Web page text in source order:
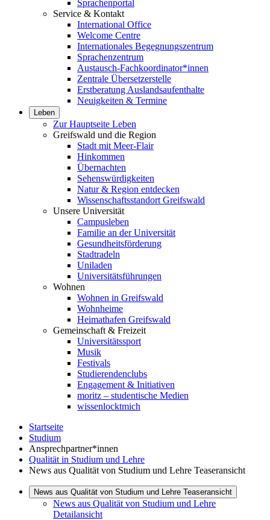
Sprachenportal
Service & Kontakt
International Office
Welcome Centre
Internationales Begegnungszentrum
Sprachenzentrum
Austausch-Fachkoordinator*innen
Zentrale Übersetzerstelle
Erstberatung Auslandsaufenthalte
Neuigkeiten & Termine
Leben
Zur Hauptseite Leben
Greifswald und die Region
Stadt mit Meer-Flair
Hinkommen
Übernachten
Sehenswürdigkeiten
Natur & Region entdecken
Wissenschaftsstandort Greifswald
Unsere Universität
Campusleben
Familie an der Universität
Gesundheitsförderung
Stadtradeln
Uniladen
Universitätsführungen
Wohnen
Wohnen in Greifswald
Wohnheime
Heimathafen Greifswald
Gemeinschaft & Freizeit
Universitätssport
Musik
Festivals
Studierendenclubs
Engagement & Initiativen
moritz – studentische Medien
wissenlocktmich
Startseite
Studium
Ansprechpartner*innen
Qualität in Studium und Lehre
News aus Qualität von Studium und Lehre Teaseransicht
News aus Qualität von Studium und Lehre Teaseransicht
News aus Qualität von Studium und Lehre
Detailansicht